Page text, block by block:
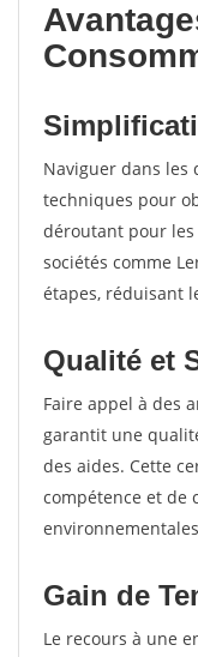
Naviguer dans les
techniques pour
déroutant pour
sociétés comme
étapes, réduisant
Qualité et
Faire appel à des
garantit une
des aides. Cette
compétence et de
Gain de
Le recours à une